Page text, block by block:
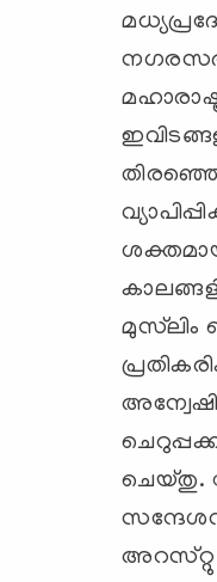
മുസ്‌ലിം
ചെയ്‌തു.
അറസ്‌റ്റു